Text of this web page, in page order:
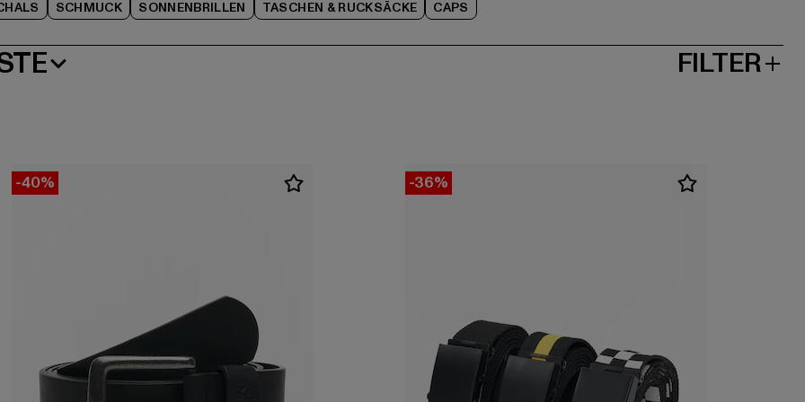
SCHMUCK SONNENBRILLEN TASCHEN & RUCKSÄCKE CAPS
FILTER
-40% -36%